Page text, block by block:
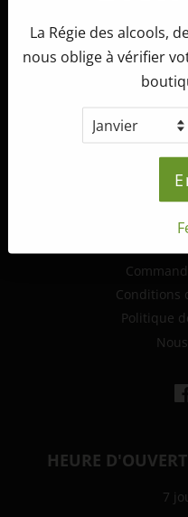
Tête
265,
St-André-de-
Conditions
Politique
HEURE
7
La Régie des alcools,
nous oblige à vérifier